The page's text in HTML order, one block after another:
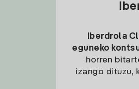
Iberdrola
eguneko
horren
izango dituzu,